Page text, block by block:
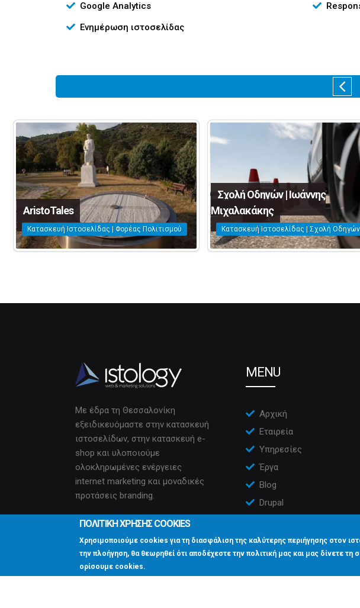
Google Analytics
Ενημέρωση ιστοσελίδας
AristoTales
Κατασκευή Ιστοσελίδας | Φορέας Πολιτισμού
Σχολή Οδηγών | Ιωάννης
Μιχαλακάκης
Κατασκευή Ιστοσελίδας | Σχολή Οδηγών
Με έδρα τη Θεσσαλονίκη
εξειδικευόμαστε στην κατασκευή
ιστοσελίδων, στην κατασκευή e-
shop και υλοποιούμε
ολοκληρωμένες ενέργειες
internet marketing και μοναδικές
προτάσεις branding.
MENU
Αρχική
Εταιρεία
Υπηρεσίες
Έργα
Blog
Drupal
ΠΟΛΙΤΙΚΗ ΧΡΗΣΗΣ COOKIES
Χρησιμοποιούμε cookies για τη διασφάλιση της καλύτερης περιήγησης στον
την πλοήγηση, θα θεωρηθεί ότι αποδέχεστε την πολιτική μας και μας δίνετε τη
ορίσουμε cookies.